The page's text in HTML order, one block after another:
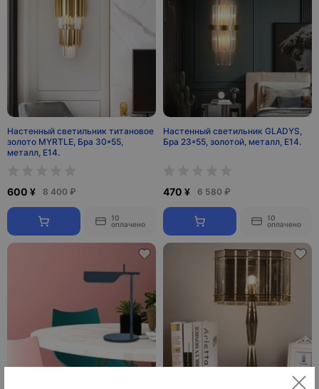
Настенный светильник титановое
золото MYRTLE, Бра 30*55,
металл, Е14.
600 ¥ 8 400 ₽
10
оплачено
Настенный светильник GLADYS,
Бра 23*55, золотой, металл, Е14.
470 ¥ 6 580 ₽
10
оплачено